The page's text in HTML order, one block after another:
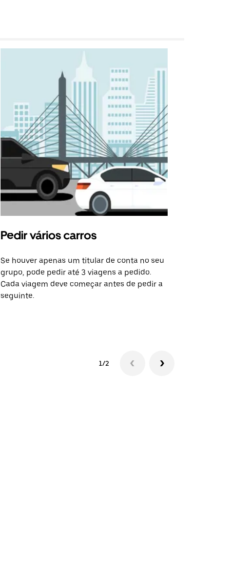
Pedir vários carros
Se houver apenas um titular de conta no seu
grupo, pode pedir até 3 viagens a pedido.
Cada viagem deve começar antes de pedir a
seguinte.
1/2